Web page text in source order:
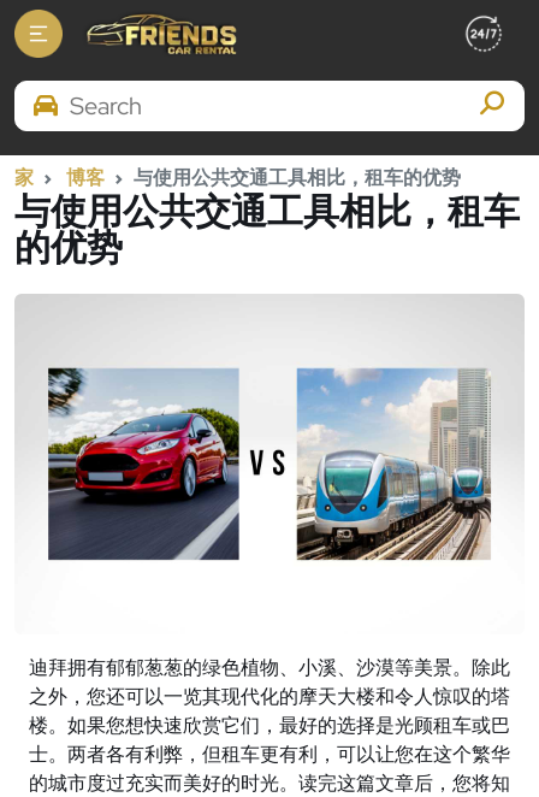
Search Brands
家 博客 与使用公共交通工具相比，租车的优势
与使用公共交通工具相比，租车
的优势
迪拜拥有郁郁葱葱的绿色植物、小溪、沙漠等美景。除此
之外，您还可以一览其现代化的摩天大楼和令人惊叹的塔
楼。如果您想快速欣赏它们，最好的选择是光顾租车或巴
士。两者各有利弊，但租车更有利，可以让您在这个繁华
的城市度过充实而美好的时光。读完这篇文章后，您将知